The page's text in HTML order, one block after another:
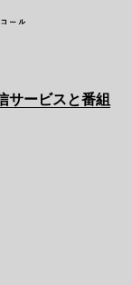
サービスと番組